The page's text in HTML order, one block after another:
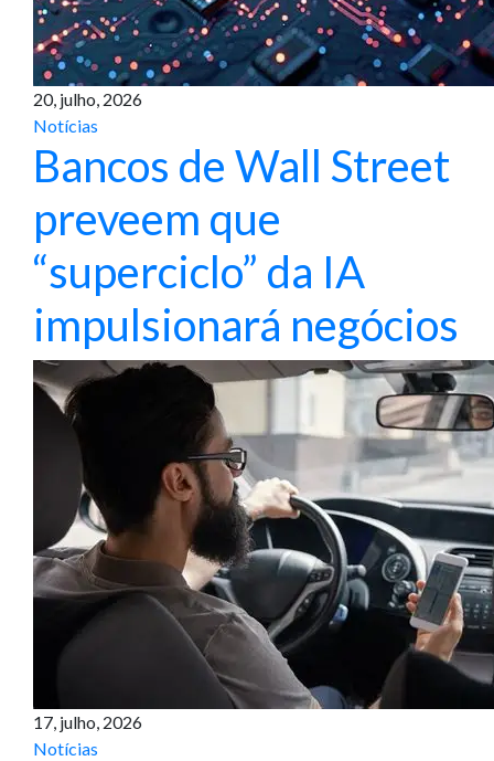
20, julho, 2026
Notícias
Bancos de Wall Street
preveem que
“superciclo” da IA
impulsionará negócios
17, julho, 2026
Notícias